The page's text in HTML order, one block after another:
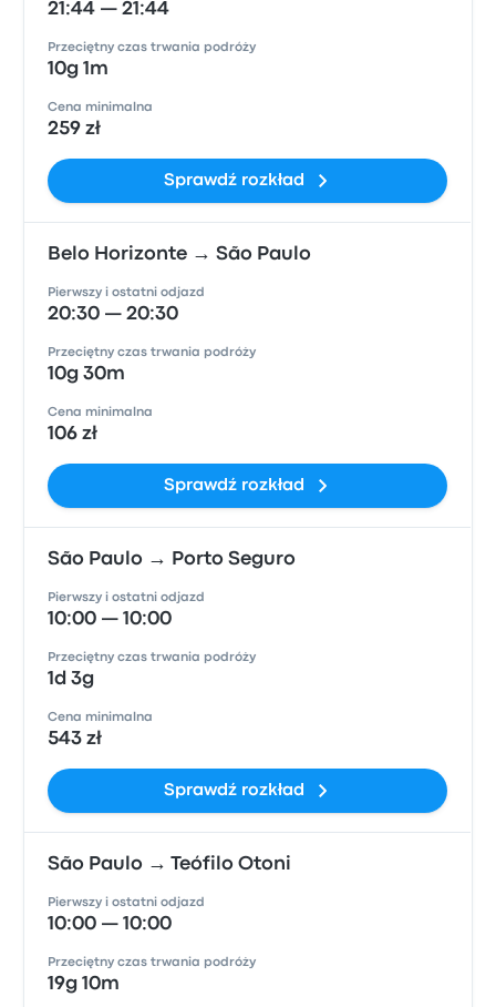
21:44 — 21:44
Przeciętny czas trwania podróży
10g 1m
Cena minimalna
259 zł
Sprawdź rozkład
Belo Horizonte → São Paulo
Pierwszy i ostatni odjazd
20:30 — 20:30
Przeciętny czas trwania podróży
10g 30m
Cena minimalna
106 zł
Sprawdź rozkład
São Paulo → Porto Seguro
Pierwszy i ostatni odjazd
10:00 — 10:00
Przeciętny czas trwania podróży
1d 3g
Cena minimalna
543 zł
Sprawdź rozkład
São Paulo → Teófilo Otoni
Pierwszy i ostatni odjazd
10:00 — 10:00
Przeciętny czas trwania podróży
19g 10m